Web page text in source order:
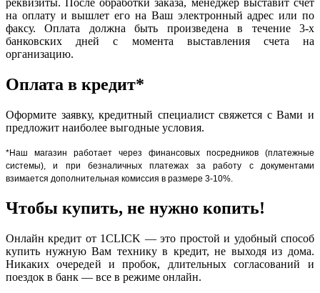
реквизиты. После обработки заказа, менеджер выставит счет
на оплату и вышлет его на Ваш электронный адрес или по
факсу. Оплата должна быть произведена в течение 3-х
банковских дней с момента выставления счета на
организацию.
Оплата в кредит*
Оформите заявку, кредитный специалист свяжется с Вами и
предложит наиболее выгодные условия.
*Наш магазин работает через финансовых посредников (платежные
системы), и при безналичных платежах за работу с документами
взимается дополнительная комиссия в размере 3-10%.
Чтобы купить, не нужно копить!
Онлайн кредит от 1CLICK — это простой и удобный способ
купить нужную Вам технику в кредит, не выходя из дома.
Никаких очередей и пробок, длительных согласований и
поездок в банк — все в режиме онлайн.